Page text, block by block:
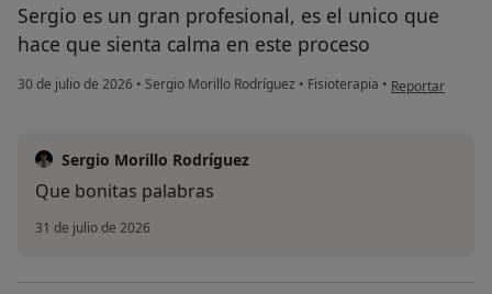
Sergio es un gran profesional, es el unico que
hace que sienta calma en este proceso
30 de julio de 2026 • Sergio Morillo Rodríguez • Fisioterapia • en opinión del
Reportar
Sergio Morillo Rodríguez
Que bonitas palabras
31 de julio de 2026